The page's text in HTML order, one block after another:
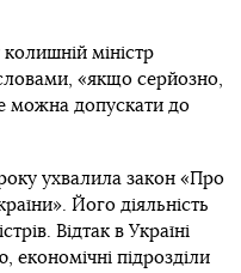
міністр
«якщо серйозно,
можна допускати до
ухвалила закон «Про
Його діяльність
Відтак в Україні
економічнi підрозділи